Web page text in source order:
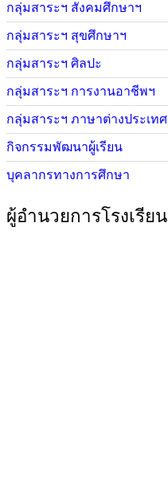
กลุ่มสาระฯ สังคมศึกษาฯ
กลุ่มสาระฯ สุขศึกษาฯ
กลุ่มสาระฯ ศิลปะ
กลุ่มสาระฯ การงานอาชีพฯ
กลุ่มสาระฯ ภาษาต่างประเทศ
กิจกรรมพัฒนาผู้เรียน
บุคลากรทางการศึกษา
ผู้อำนวยการโรงเรียน